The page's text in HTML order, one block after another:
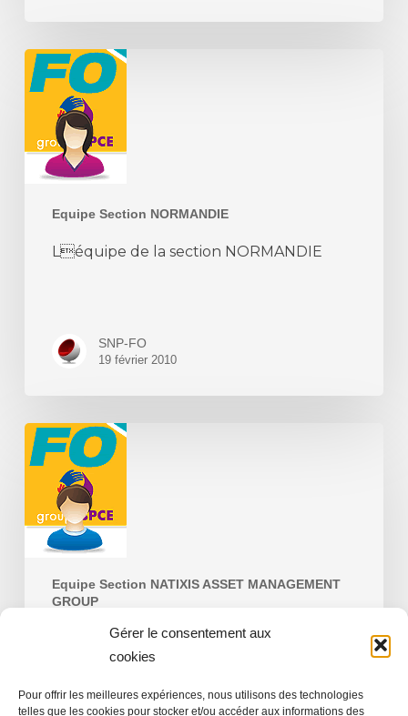
Gérer le consentement aux
cookies
Pour offrir les meilleures expériences, nous utilisons des technologies
telles que les cookies pour stocker et/ou accéder aux informations des
Equipe Section NORMANDIE
Léquipe
de
section
NORMANDIE
Léquipe de la section NORMANDIE
SNP-FO
19 février 2010
Equipe Section NATIXIS ASSET MANAGEMENT
GROUP
Léquipe
de
section
NATIXIS
ASSET
GROUP
Léquipe de la section NATIXIS ASSET
MANAGEMENT GROUP